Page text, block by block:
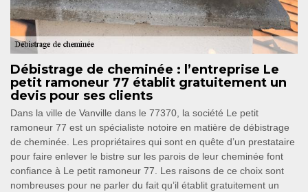
Débistrage de cheminée : l’entreprise Le
petit ramoneur 77 établit gratuitement un
devis pour ses clients
Dans la ville de Vanville dans le 77370, la société Le petit
ramoneur 77 est un spécialiste notoire en matière de débistrage
de cheminée. Les propriétaires qui sont en quête d’un prestataire
pour faire enlever le bistre sur les parois de leur cheminée font
confiance à Le petit ramoneur 77. Les raisons de ce choix sont
nombreuses pour ne parler du fait qu’il établit gratuitement un